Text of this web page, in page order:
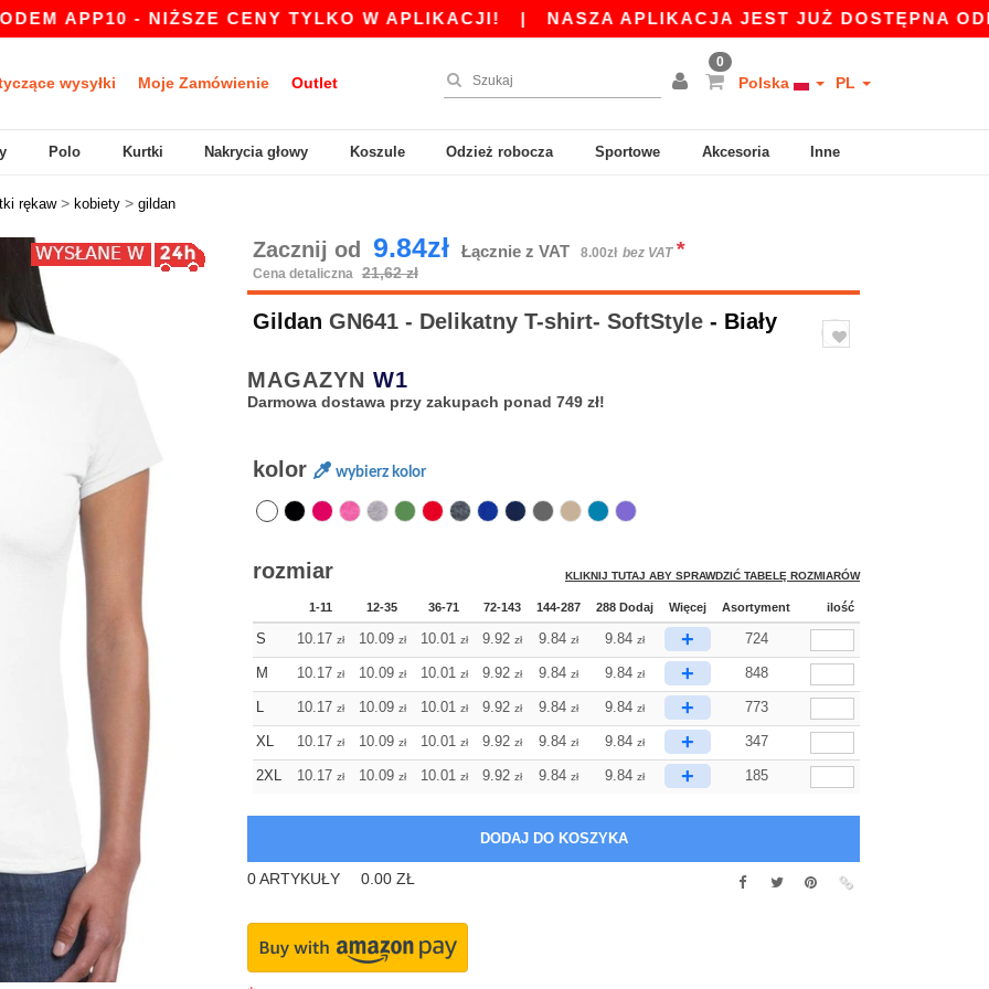
- NIŻSZE CENY TYLKO W APLIKACJI!|NASZA APLIKACJA JEST JUŻ DOSTĘPNA ODBIERZ
wysyłki Moje Zamówienie Outlet
0
Polska PL
Polo Kurtki Nakrycia głowy Koszule Odzież robocza Sportowe Akcesoria Inne
rękaw > kobiety > gildan
Zacznij od 9.84zł Łącznie z VAT 8.00zł bez VAT *
Cena detaliczna 21,62 zł
Gildan GN641 - Delikatny T-shirt- SoftStyle - Biały
MAGAZYN W1
Darmowa dostawa przy zakupach ponad 749 zł!
kolor wybierz kolor
rozmiar KLIKNIJ TUTAJ ABY SPRAWDZIĆ TABELĘ ROZMIARÓW
1-11 12-35 36-71 72-143 144-287 288 Dodaj Więcej Asortyment ilość
S 10.17 zł 10.09 zł 10.01 zł 9.92 zł 9.84 zł 9.84 zł + 724
M 10.17 zł 10.09 zł 10.01 zł 9.92 zł 9.84 zł 9.84 zł + 848
L 10.17 zł 10.09 zł 10.01 zł 9.92 zł 9.84 zł 9.84 zł + 773
XL 10.17 zł 10.09 zł 10.01 zł 9.92 zł 9.84 zł 9.84 zł + 347
2XL 10.17 zł 10.09 zł 10.01 zł 9.92 zł 9.84 zł 9.84 zł + 185
0ARTYKUŁY 0.00 ZŁ